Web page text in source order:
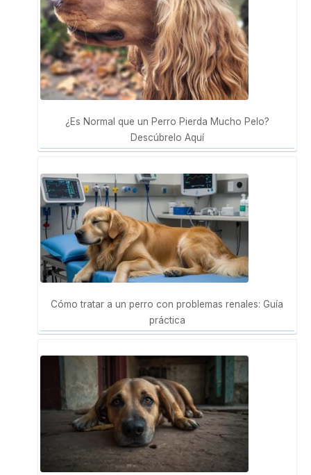
¿Es Normal que un Perro Pierda Mucho Pelo?
Descúbrelo Aquí
Cómo tratar a un perro con problemas renales: Guía
práctica